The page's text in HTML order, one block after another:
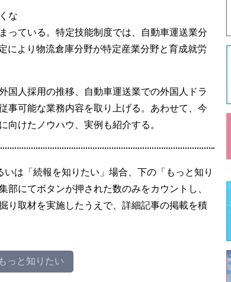
な
っている。特定技能制度では、自動車運送業分
により物流倉庫分野が特定産業分野と育成就労
国人採用の推移、自動車運送業での外国人ドラ
事可能な業務内容を取り上げる。あわせて、今
けたノウハウ、実例も紹介する。
は「続報を知りたい」場合、下の「もっと知り
にてボタンが押された数のみをカウントし、
り取材を実施したうえで、詳細記事の掲載を積
もっと知りたい